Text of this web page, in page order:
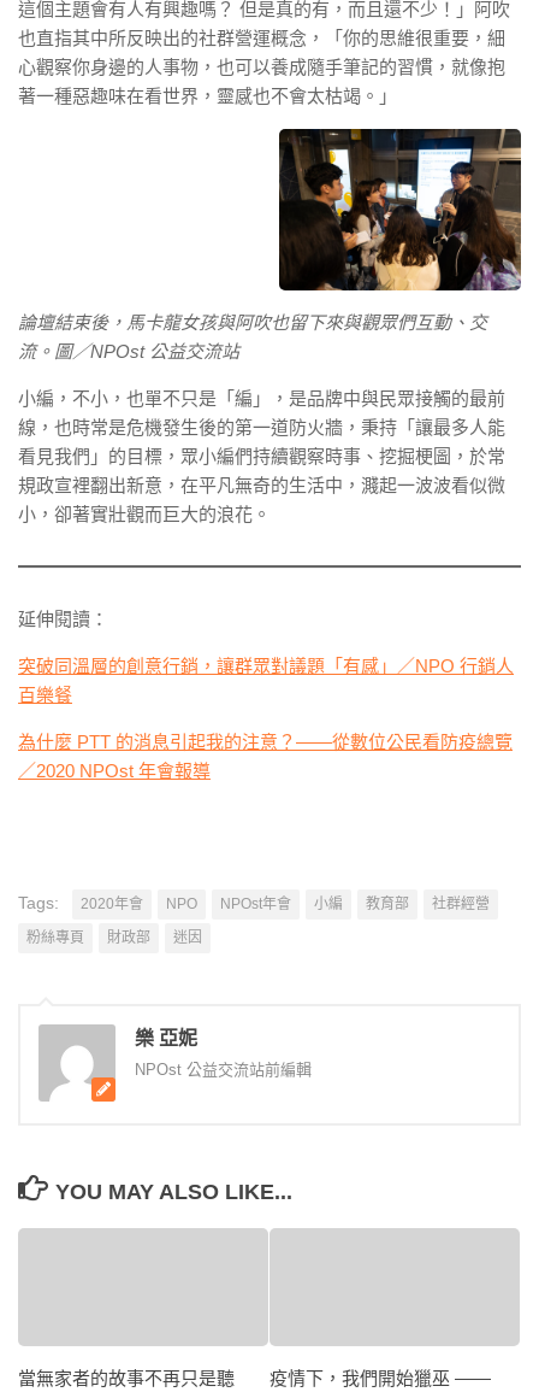
這個主題會有人有興趣嗎？ 但是真的有，而且還不少！」阿吹
也直指其中所反映出的社群營運概念，「你的思維很重要，細
心觀察你身邊的人事物，也可以養成隨手筆記的習慣，就像抱
著一種惡趣味在看世界，靈感也不會太枯竭。」
論壇結束後，馬卡龍女孩與阿吹也留下來與觀眾們互動、交
流。圖／NPOst 公益交流站
小編，不小，也單不只是「編」，是品牌中與民眾接觸的最前
線，也時常是危機發生後的第一道防火牆，秉持「讓最多人能
看見我們」的目標，眾小編們持續觀察時事、挖掘梗圖，於常
規政宣裡翻出新意，在平凡無奇的生活中，濺起一波波看似微
小，卻著實壯觀而巨大的浪花。
延伸閱讀：
突破同溫層的創意行銷，讓群眾對議題「有感」／NPO 行銷人
百樂餐
為什麼 PTT 的消息引起我的注意？——從數位公民看防疫總覽
／2020 NPOst 年會報導
Tags: 2020年會 NPO NPOst年會 小編 教育部
社群經營
粉絲專頁
財政部 迷因
樂 亞妮
NPOst 公益交流站前編輯
YOU MAY ALSO LIKE...
當無家者的故事不再只是聽
疫情下，我們開始獵巫 ——